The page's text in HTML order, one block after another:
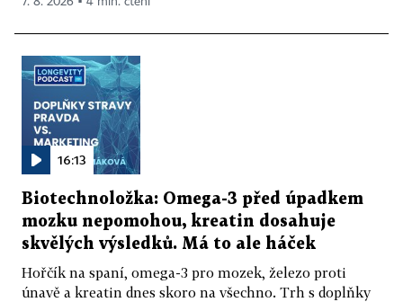
16:13
Biotechnoložka: Omega-3 před úpadkem
mozku nepomohou, kreatin dosahuje
skvělých výsledků. Má to ale háček
Hořčík na spaní, omega-3 pro mozek, železo proti
únavě a kreatin dnes skoro na všechno. Trh s doplňky